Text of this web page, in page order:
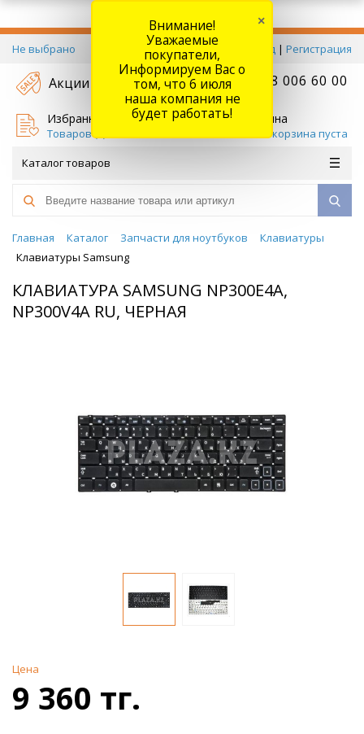
Не выбрано Вход | Регистрация
Акции +7 778 006 60 00
Избранное
Товаров (
Корзина
Ваша корзина пуста
Каталог товаров
Главная Каталог Запчасти для ноутбуков
Клавиатуры
Клавиатуры Samsung
КЛАВИАТУРА SAMSUNG NP300E4A,
NP300V4A RU, ЧЕРНАЯ
Цена
9 360 тг.
Внимание!
Уважаемые
покупатели,
Информируем Вас о
том, что 6 июля
наша компания не
будет работать!
×